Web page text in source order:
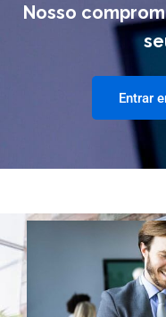
Nosso
Entrar